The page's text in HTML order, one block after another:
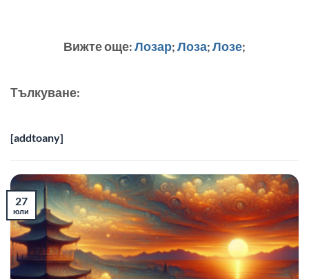
Вижте още:Лозар;Лоза;Лозе;
Tълкуване:
[addtoany]
27
юли